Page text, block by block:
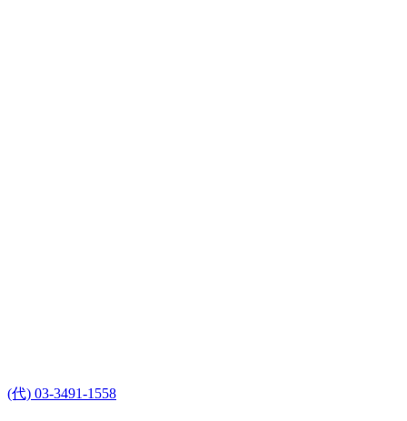
(代) 03-3491-1558